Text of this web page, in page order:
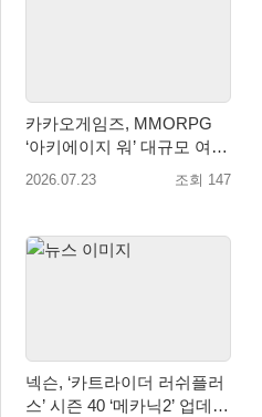
카카오게임즈, MMORPG
‘아키에이지 워’ 대규모 여름
업데이트 실시
2026.07.23 조회 147
넥슨, ‘카트라이더 러쉬플러
스’ 시즌 40 ‘메카닉2’ 업데이